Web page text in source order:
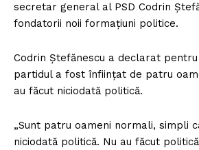
secretar general al PSD Codrin
fondatorii noii formațiuni politice.
Codrin Ștefănescu a declarat pentru
partidul a fost înființat de patru
au făcut niciodată politică.
„Sunt patru oameni normali, simpli
niciodată politică. Nu au făcut